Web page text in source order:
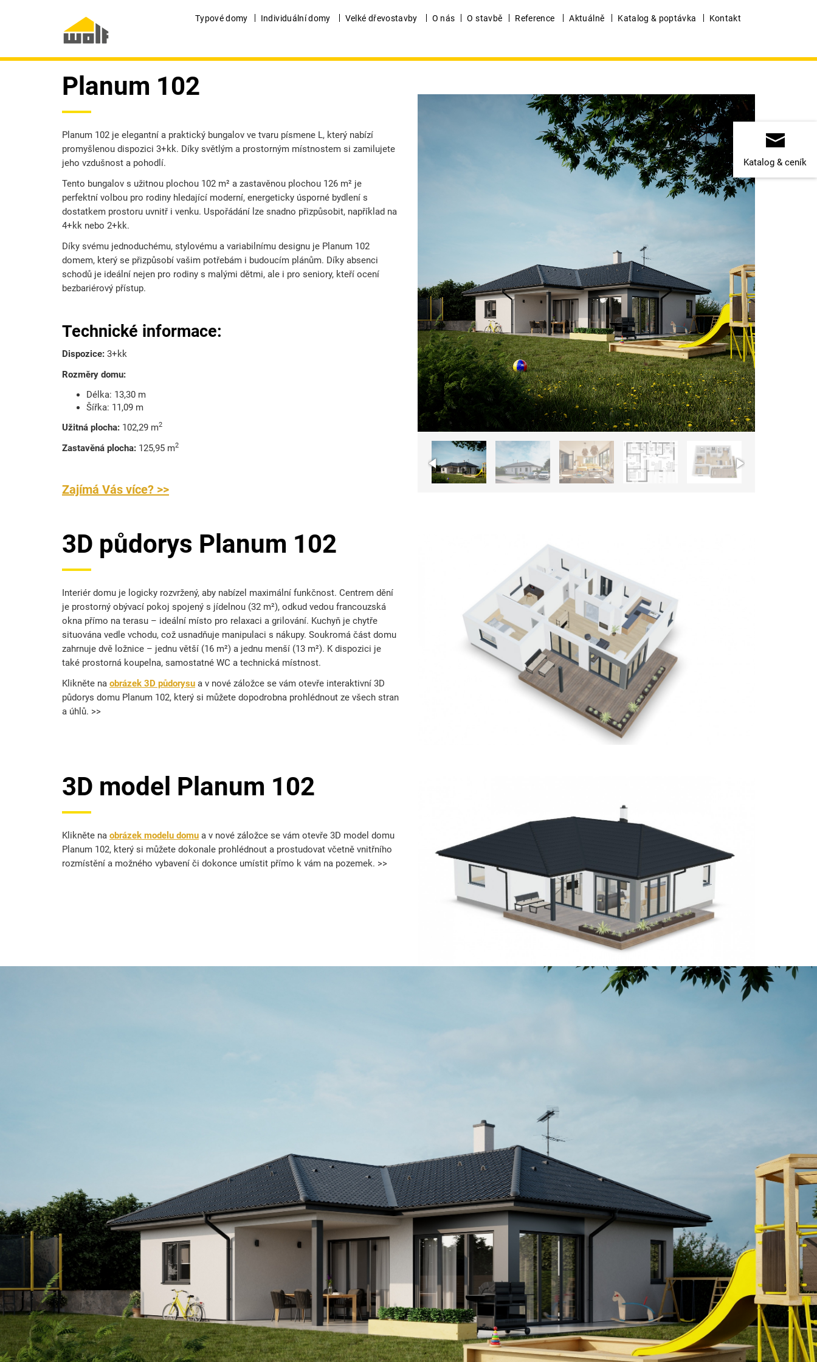
Typové domy Individuální domy Velké dřevostavby O nás O stavbě Reference Aktuálně Katalog & poptávka Kontakt
Katalog & ceník
Planum 102
Planum 102 je elegantní a praktický bungalov ve tvaru písmene L, který nabízí
promyšlenou dispozici 3+kk. Díky světlým a prostorným místnostem si zamilujete
jeho vzdušnost a pohodlí.
Tento bungalov s užitnou plochou 102 m² a zastavěnou plochou 126 m² je
perfektní volbou pro rodiny hledající moderní, energeticky úsporné bydlení s
dostatkem prostoru uvnitř i venku. Uspořádání lze snadno přizpůsobit, například na
4+kk nebo 2+kk.
Díky svému jednoduchému, stylovému a variabilnímu designu je Planum 102
domem, který se přizpůsobí vašim potřebám i budoucím plánům. Díky absenci
schodů je ideální nejen pro rodiny s malými dětmi, ale i pro seniory, kteří ocení
bezbariérový přístup.
Technické informace:
Dispozice: 3+kk
Rozměry domu:
Délka: 13,30 m
Šířka: 11,09 m
Užitná plocha: 102,29 m2
Zastavěná plocha: 125,95 m2
Zajímá Vás více? >>
3D půdorys Planum 102
Interiér domu je logicky rozvržený, aby nabízel maximální funkčnost. Centrem dění
je prostorný obývací pokoj spojený s jídelnou (32 m²), odkud vedou francouzská
okna přímo na terasu – ideální místo pro relaxaci a grilování. Kuchyň je chytře
situována vedle vchodu, což usnadňuje manipulaci s nákupy. Soukromá část domu
zahrnuje dvě ložnice – jednu větší (16 m²) a jednu menší (13 m²). K dispozici je
také prostorná koupelna, samostatné WC a technická místnost.
Klikněte na obrázek 3D půdorysu a v nové záložce se vám otevře interaktivní 3D
půdorys domu Planum 102, který si můžete dopodrobna prohlédnout ze všech stran
a úhlů. >>
3D model Planum 102
Klikněte na obrázek modelu domu a v nové záložce se vám otevře 3D model domu
Planum 102, který si můžete dokonale prohlédnout a prostudovat včetně vnitřního
rozmístění a možného vybavení či dokonce umístit přímo k vám na pozemek. >>